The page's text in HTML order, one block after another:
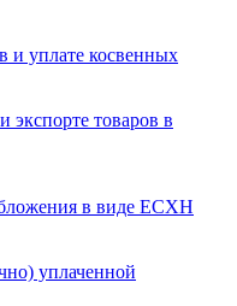
и уплате косвенных
экспорте товаров в
в виде ЕСХН
уплаченной